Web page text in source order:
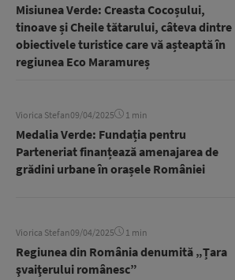
Misiunea Verde: Creasta Cocoșului,
tinoave și Cheile tătarului, câteva dintre
obiectivele turistice care vă așteaptă în
regiunea Eco Maramureș
Viorica Stefan09/04/2025 1 min
Medalia Verde: Fundația pentru
Parteneriat finanțează amenajarea de
grădini urbane în orașele României
Viorica Stefan09/04/2025 1 min
Regiunea din România denumită „Țara
şvaiţerului românesc”